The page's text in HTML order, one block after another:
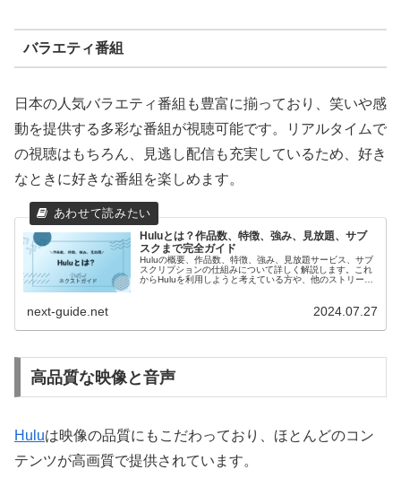
バラエティ番組
日本の人気バラエティ番組も豊富に揃っており、笑いや感
動を提供する多彩な番組が視聴可能です。リアルタイムで
の視聴はもちろん、見逃し配信も充実しているため、好き
なときに好きな番組を楽しめます。
Huluとは？作品数、特徴、強み、見放題、サブ
スクまで完全ガイド
Huluの概要、作品数、特徴、強み、見放題サービス、サブ
スクリプションの仕組みについて詳しく解説します。これ
からHuluを利用しようと考えている方や、他のストリーミ
next-guide.net 2024.07.27
高品質な映像と音声
Huluは映像の品質にもこだわっており、ほとんどのコン
テンツが高画質で提供されています。